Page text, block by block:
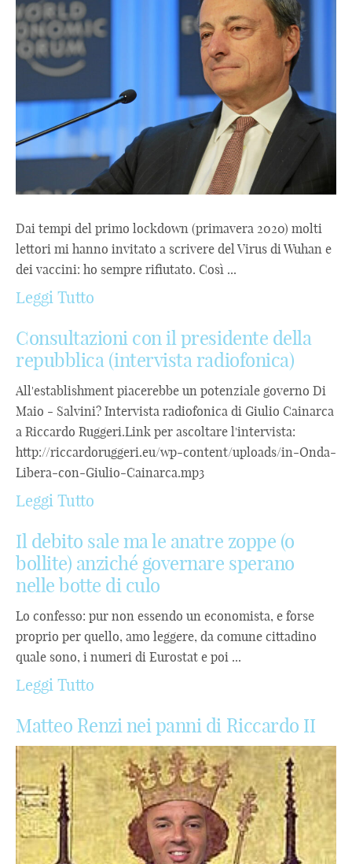
Dai tempi del primo lockdown (primavera 2020) molti
lettori mi hanno invitato a scrivere del Virus di Wuhan e
dei vaccini: ho sempre rifiutato. Così ...
Leggi Tutto
Consultazioni con il presidente della
repubblica (intervista radiofonica)
All'establishment piacerebbe un potenziale governo Di
Maio - Salvini? Intervista radiofonica di Giulio Cainarca
a Riccardo Ruggeri.Link per ascoltare l'intervista:
http://riccardoruggeri.eu/wp-content/uploads/in-Onda-
Libera-con-Giulio-Cainarca.mp3
Leggi Tutto
Il debito sale ma le anatre zoppe (o
bollite) anziché governare sperano
nelle botte di culo
Lo confesso: pur non essendo un economista, e forse
proprio per quello, amo leggere, da comune cittadino
quale sono, i numeri di Eurostat e poi ...
Leggi Tutto
Matteo Renzi nei panni di Riccardo II